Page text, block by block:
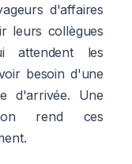
d'affaires
leurs collègues
attendent les
besoin d'une
d'arrivée. Une
rend ces